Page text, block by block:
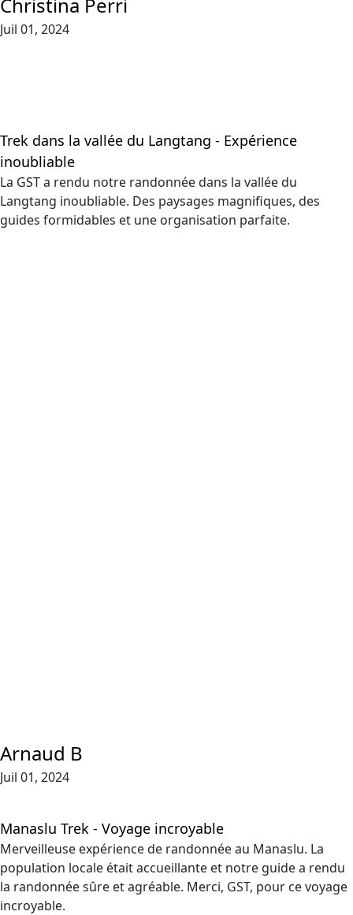
Juil 01, 2024
Trek dans la vallée du Langtang - Expérience
inoubliable
La GST a rendu notre randonnée dans la vallée du
Langtang inoubliable. Des paysages magnifiques, des
guides formidables et une organisation parfaite.
Arnaud B
Juil 01, 2024
Manaslu Trek - Voyage incroyable
Merveilleuse expérience de randonnée au Manaslu. La
population locale était accueillante et notre guide a rendu
la randonnée sûre et agréable. Merci, GST, pour ce voyage
incroyable.